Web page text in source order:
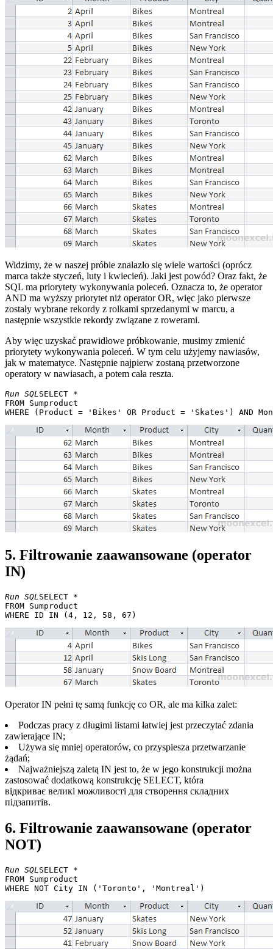
Widzimy, że w naszej próbie znalazło się wiele wartości (oprócz
marca także styczeń, luty i kwiecień). Jaki jest powód? Oraz fakt, że
SQL ma priorytety wykonywania poleceń. Oznacza to, że operator
AND ma wyższy priorytet niż operator OR, więc jako pierwsze
zostały wybrane rekordy z rolkami sprzedanymi w marcu, a
następnie wszystkie rekordy związane z rowerami.
Aby więc uzyskać prawidłowe próbkowanie, musimy zmienić
priorytety wykonywania poleceń. W tym celu użyjemy nawiasów,
jak w matematyce. Następnie najpierw zostaną przetworzone
operatory w nawiasach, a potem cała reszta.
Run SQLSELECT *
FROM Sumproduct
5. Filtrowanie zaawansowane (operator
IN)
Run SQL SELECT *
FROM Sumproduct
Operator IN pełni tę samą funkcję co OR, ale ma kilka zalet:
Podczas pracy z długimi listami łatwiej jest przeczytać zdania
zawierające IN;
Używa się mniej operatorów, co przyspiesza przetwarzanie
żądań;
Najważniejszą zaletą IN jest to, że w jego konstrukcji można
zastosować dodatkową konstrukcję SELECT, która
відкриває великі можливості для створення складних
підзапитів.
6. Filtrowanie zaawansowane (operator
NOT)
Run SQL SELECT *
FROM Sumproduct